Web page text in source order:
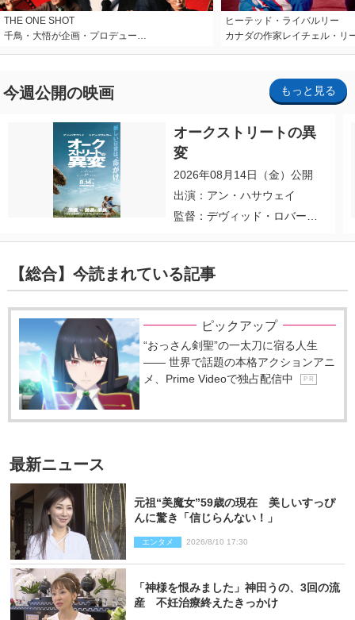
THE ONE SHOT
千鳥・大悟が企画・プロデュー…
ヒーテッド・ライバルリー
カナダの作家レイチェル・リ
今週公開の映画 もっと見る
オークストリートの異
変
2026年08月14日（金）公開
出演：アン・ハサウェイ
監督：デヴィッド・ロバー
【総合】今読まれている記事
ピックアップ
“おっさん剣聖”の一太刀に宿る人生
―― 世界で話題の本格アクションアニ
メ、Prime Videoで独占配信中
P R
最新ニュース
元祖“美魔女”59歳の現在 美しいすっぴ
んに驚き「信じらんない！」
エンタメ 2026/8/10 17:30
「神様を恨みました」神田うの、3回の流
産 不妊治療終えたきっかけ